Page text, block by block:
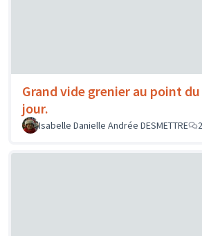
Grand vide grenier au point du
jour.
Isabelle Danielle Andrée DESMETTRE
2